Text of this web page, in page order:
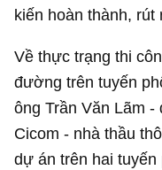
kiến hoàn thành,
Về thực trạng thi
đường trên tuyến
ông Trần Văn Lãm -
Cicom - nhà thầu
dự án trên hai